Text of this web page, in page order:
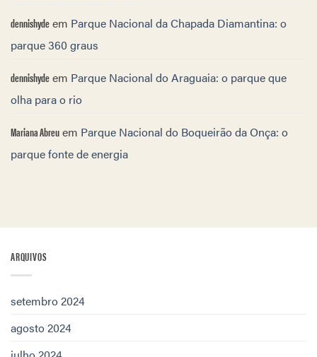
dennishydeem Parque Nacional da Chapada Diamantina: o
parque 360 graus
dennishydeem Parque Nacional do Araguaia: o parque que
olha para o rio
Mariana Abreuem Parque Nacional do Boqueirão da Onça: o
parque fonte de energia
ARQUIVOS
setembro 2024
agosto 2024